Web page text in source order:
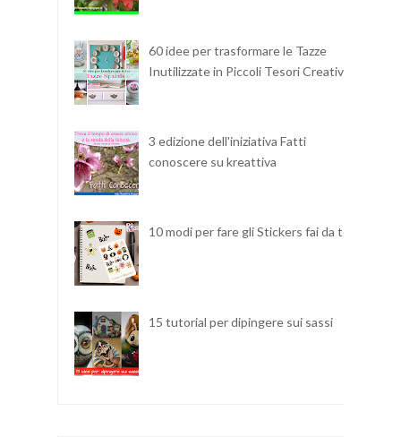
60 idee per trasformare le Tazze
Inutilizzate in Piccoli Tesori Creativi
3 edizione dell'iniziativa Fatti
conoscere su kreattiva
10 modi per fare gli Stickers fai da te
15 tutorial per dipingere sui sassi